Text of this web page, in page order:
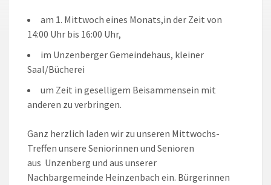
am 1. Mittwoch eines Monats,in der Zeit von
14:00 Uhr bis 16:00 Uhr,
im Unzenberger Gemeindehaus, kleiner
Saal/Bücherei
um Zeit in geselligem Beisammensein mit
anderen zu verbringen.
Ganz herzlich laden wir zu unseren Mittwochs-
Treffen unsere Seniorinnen und Senioren
aus Unzenberg und aus unserer
Nachbargemeinde Heinzenbach ein. Bürgerinnen